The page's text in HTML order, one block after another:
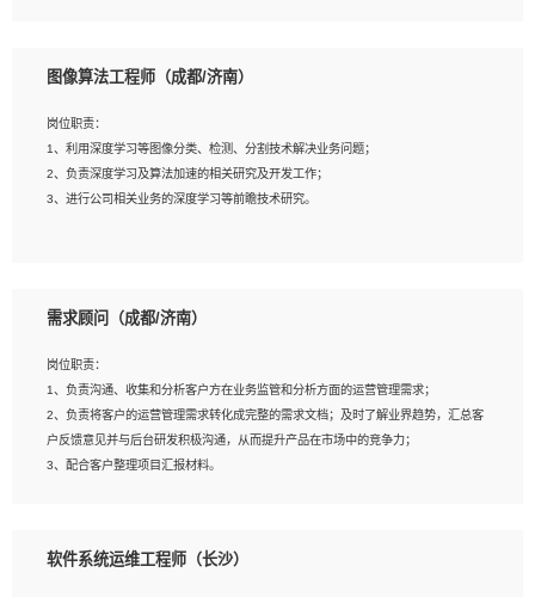
研发管理流程建设经验；
种常用框架和技术Springboot、Shiro、springcloud等；熟悉Linux常用命令和了解
常用脚本语言，较丰富的线上系统运维经验，复杂问题排查思路清晰。
相关的解决方案，包括视频分析、图像识别、NLP、OCR、机器学习等；
AI算法框架，对人脸识别、目标检测、图像识别、OCR、NLP等AI算法有深刻理
解。具有AI平台级产品/解决方案从业经验者优先。具有大数据技术背景者优先；
6、具备良好的客户意识与沟通能力，善于学习思考、创新与团队协作，认真负责、
执行力与抗压力强。
图像算法工程师（成都/济南）
岗位职责：
1、利用深度学习等图像分类、检测、分割技术解决业务问题；
2、负责深度学习及算法加速的相关研究及开发工作；
3、进行公司相关业务的深度学习等前瞻技术研究。
2、2年以上图像处理开发经验，熟悉python和spark开发；
建深度学习系统环境；
4、熟悉OPENCV、HALCON等常用图像处理软件，熟练进行图像处理；
5、熟悉主流的分类算法、聚类算法和关联分析算法原理，能熟练使用神经网络算法
的进行业务建模；
6、对OCR领域有深入的研究，熟悉模型调参，压缩和整型化方法；
需求顾问（成都/济南）
岗位职责：
1、负责沟通、收集和分析客户方在业务监管和分析方面的运营管理需求；
2、负责将客户的运营管理需求转化成完整的需求文档；及时了解业界趋势，汇总客
户反馈意见并与后台研发积极沟通，从而提升产品在市场中的竞争力；
3、配合客户整理项目汇报材料。
1、3年以上运营或解决方案的工作经验。
软件系统运维工程师（长沙）